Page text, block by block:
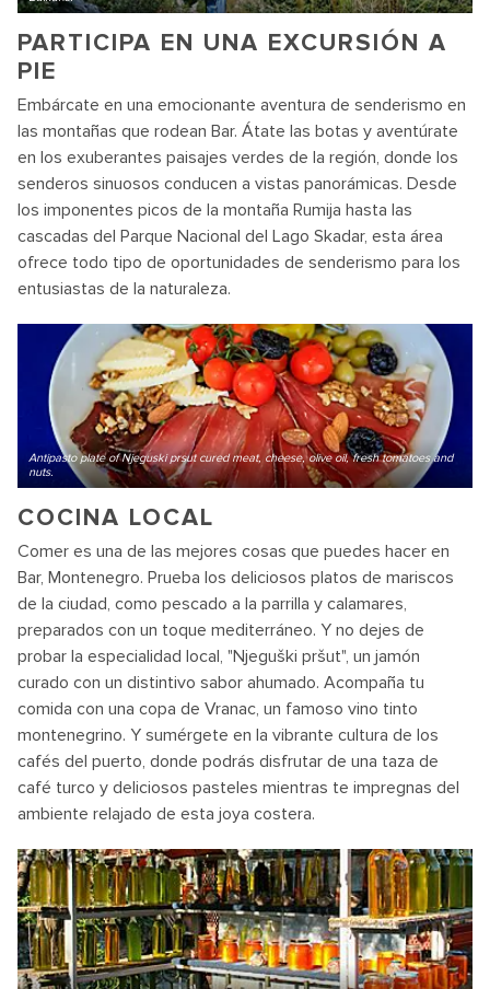
PARTICIPA EN UNA EXCURSIÓN A
PIE
Embárcate en una emocionante aventura de senderismo en
las montañas que rodean Bar. Átate las botas y aventúrate
en los exuberantes paisajes verdes de la región, donde los
senderos sinuosos conducen a vistas panorámicas. Desde
los imponentes picos de la montaña Rumija hasta las
cascadas del Parque Nacional del Lago Skadar, esta área
ofrece todo tipo de oportunidades de senderismo para los
entusiastas de la naturaleza.
Antipasto plate of Njeguski prsut cured meat, cheese, olive oil, fresh tomatoes and
nuts.
COCINA LOCAL
Comer es una de las mejores cosas que puedes hacer en
Bar, Montenegro. Prueba los deliciosos platos de mariscos
de la ciudad, como pescado a la parrilla y calamares,
preparados con un toque mediterráneo. Y no dejes de
probar la especialidad local, "Njeguški pršut", un jamón
curado con un distintivo sabor ahumado. Acompaña tu
comida con una copa de Vranac, un famoso vino tinto
montenegrino. Y sumérgete en la vibrante cultura de los
cafés del puerto, donde podrás disfrutar de una taza de
café turco y deliciosos pasteles mientras te impregnas del
ambiente relajado de esta joya costera.